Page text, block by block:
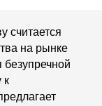
считается
на рынке
к